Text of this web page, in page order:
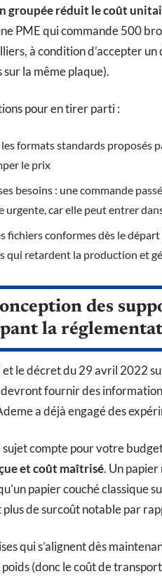
groupée réduit le coût
PME qui commande 500
à condition d’accepter
la même plaque).
pour en tirer parti :
les formats standards proposés
le prix
besoins : une commande
urgente, car elle peut entrer
fichiers conformes dès le
qui retardent la production et
des
la
et le décret du 29 avril 2022
fournir des
a déjà engagé des
sujet compte pour votre
et coût maîtrisé. Un
papier couché classique
plus de surcoût notable par
qui s’alignent dès
(donc le coût de